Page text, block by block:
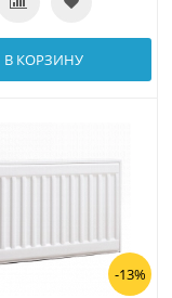
В КОРЗИНУ
-13%